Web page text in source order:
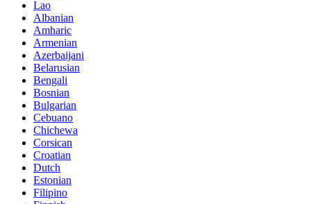
Lao
Albanian
Amharic
Armenian
Azerbaijani
Belarusian
Bengali
Bosnian
Bulgarian
Cebuano
Chichewa
Corsican
Croatian
Dutch
Estonian
Filipino